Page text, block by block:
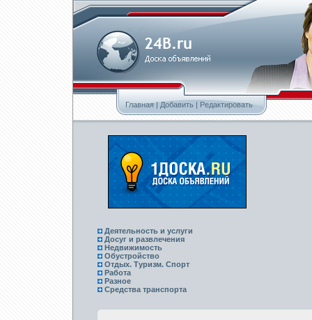
Главная|Добавить | Редактировать
Деятельность и услуги
Досуг и развлечения
Недвижимость
Обустройство
Отдых. Туризм. Спорт
Работа
Разное
Средства транспорта